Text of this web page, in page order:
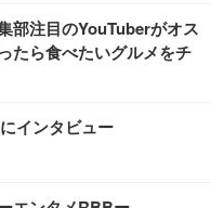
部注目のYouTuberがオス
たら食べたいグルメをチ
インタビュー